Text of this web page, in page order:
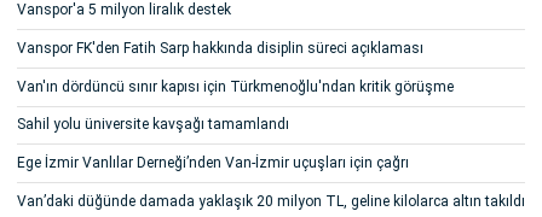
Vanspor'a 5 milyon liralık destek
Vanspor FK'den Fatih Sarp hakkında disiplin süreci açıklaması
Van'ın dördüncü sınır kapısı için Türkmenoğlu'ndan kritik görüşme
Sahil yolu üniversite kavşağı tamamlandı
Ege İzmir Vanlılar Derneği’nden Van-İzmir uçuşları için çağrı
Van’daki düğünde damada yaklaşık 20 milyon TL, geline kilolarca altın takıldı